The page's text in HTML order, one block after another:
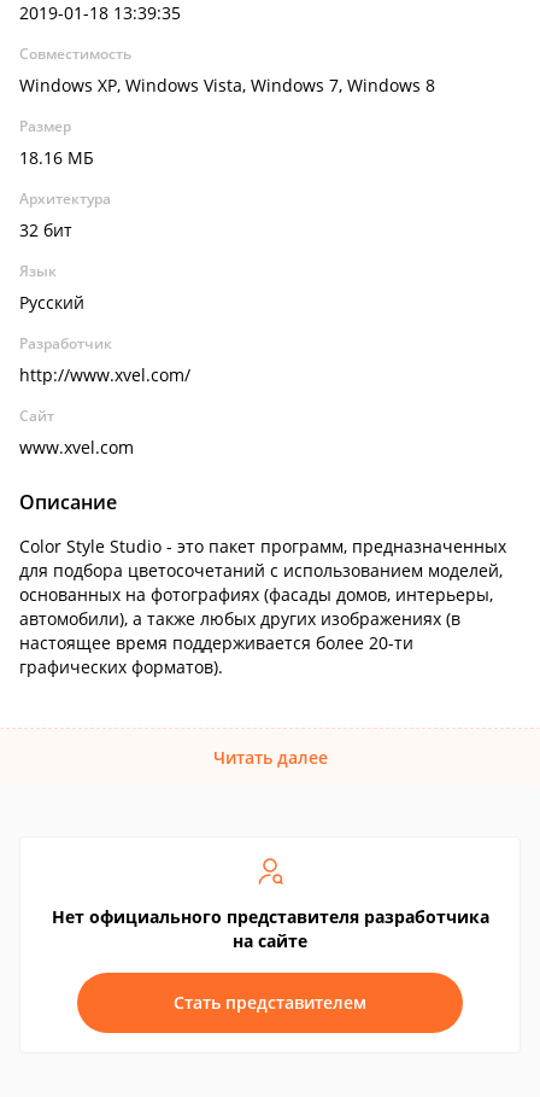
2019-01-18 13:39:35
Совместимость
Windows XP, Windows Vista, Windows 7, Windows 8
Размер
18.16 МБ
Архитектура
32 бит
Язык
Русский
Разработчик
http://www.xvel.com/
Сайт
www.xvel.com
Описание
Color Style Studio - это пакет программ, предназначенных
для подбора цветосочетаний с использованием моделей,
основанных на фотографиях (фасады домов, интерьеры,
автомобили), а также любых других изображениях (в
настоящее время поддерживается более 20-ти
графических форматов).
Читать далее
Нет официального представителя разработчика
на сайте
Стать представителем